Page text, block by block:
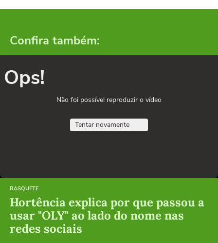
Confira também:
Ops!
Não foi possível reproduzir o vídeo
Tentar novamente
BASQUETE
Hortência explica por que passou a
usar "OLY" ao lado do nome nas
redes sociais